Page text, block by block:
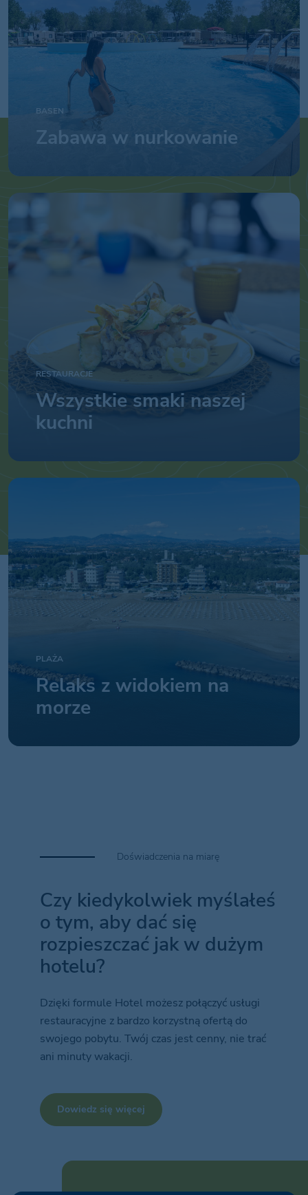
BASEN
Zabawa w nurkowanie
RESTAURACJE
Wszystkie smaki naszej
kuchni
PLAŻA
Relaks z widokiem na
morze
Doświadczenia na miarę
Czy kiedykolwiek myślałeś
o tym, aby dać się
rozpieszczać jak w dużym
hotelu?
Dzięki formule Hotel możesz połączyć usługi
restauracyjne z bardzo korzystną ofertą do
swojego pobytu. Twój czas jest cenny, nie trać
ani minuty wakacji.
Dowiedz się więcej